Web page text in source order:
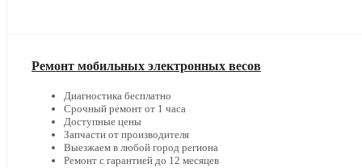
Ремонт мобильных электронных весов
Диагностика бесплатно
Срочный ремонт от 1 часа
Доступные цены
Запчасти от производителя
Выезжаем в любой город региона
Ремонт с гарантией до 12 месяцев